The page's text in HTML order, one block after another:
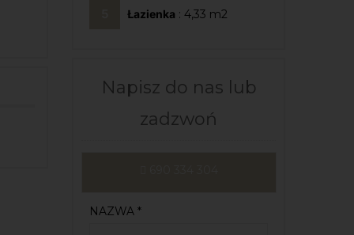
Łazienka : 4,33
Napisz do nas lub
zadzwoń
NAZWA *